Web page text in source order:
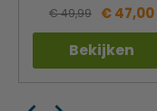
verpakking voor u
duurzame
eens functioneel is
of Good Food.
€ 49,99 € 47,00
Bekijken